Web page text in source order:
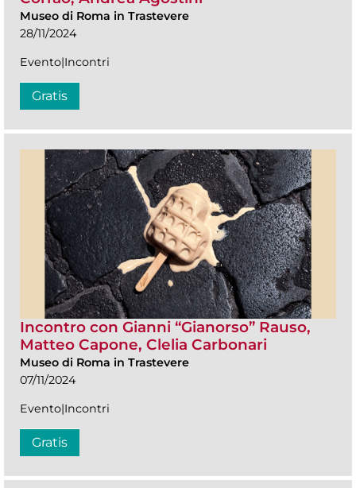
Museo di Roma in Trastevere
28/11/2024
Evento|Incontri
Gratis
Incontro con Gianni “Gianorso” Rauso,
Matteo Capone, Clelia Carbonari
Museo di Roma in Trastevere
07/11/2024
Evento|Incontri
Gratis